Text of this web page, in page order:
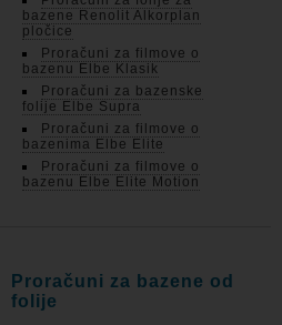
bazene Renolit Alkorplan
pločice
Proračuni za filmove o
bazenu Elbe Klasik
Proračuni za bazenske
folije Elbe Supra
Proračuni za filmove o
bazenima Elbe Elite
Proračuni za filmove o
bazenu Elbe Elite Motion
Proračuni za bazene od
folije